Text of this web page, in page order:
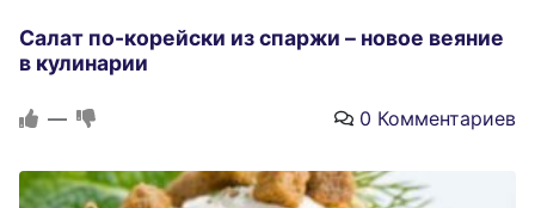
Салат по-корейски из спаржи – новое веяние
в кулинарии
— 0 Комментариев